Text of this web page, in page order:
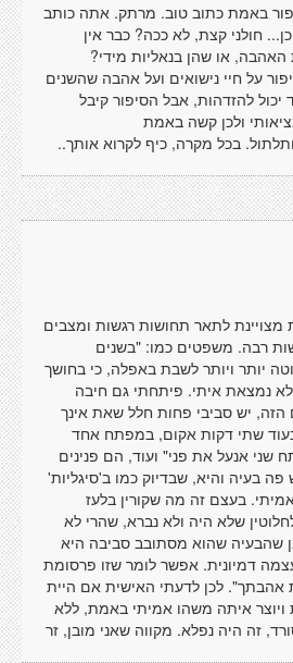
באמת כתוב טוב. מרתק. אתה כותב
חולני קצת, לא ככה? כבר אין
או שהן בנאליות מידי?
על חיי נישואים ועל אהבה שהשנים
להזדהות, אבל הסיפור קיבל
ולכן קשה באמת
בכל מקרה, כיף לקרוא אותך..
לתאר תחושות רגשות ומצבים
רבה. משפטים כמו: "בשנים
יותר ויותר לשבת באפלה, כי בחושך
נמצאת איתי. פיתחתי גם חיבה
יש סביבי פחות חלל שאת אינך
שתי דקות אקום, במפתח אחד
אנעל את פני" ועוד, הם פנינים
בעיה והיא, שבדיוק כמו ב'סיגליות'
בעצם זה מה שקורין בלעז
שלא היה ולא נברא, שהרי לא
שהבעיה שהוא מסתובב סביבה היא
דמיונית. אפשר לומר שזו פרסומת
לכן לדעתי האישית אם היית
ויוצר איתה משהו אמיתי באמת, ללא
זה היה נפלא. מקווה שאני מובן, זר